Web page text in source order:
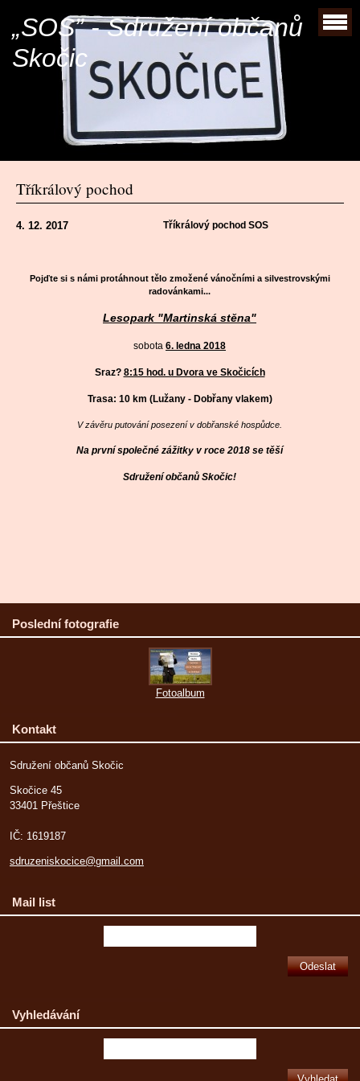
„SOS” - Sdružení občanů
Skočic
Tříkrálový pochod
4. 12. 2017 Tříkrálový pochod SOS
Pojďte si s námi protáhnout tělo zmožené vánočními a silvestrovskými
radovánkami...
Lesopark "Martinská stěna"
sobota 6. ledna 2018
Sraz? 8:15 hod. u Dvora ve Skočicích
Trasa: 10 km (Lužany - Dobřany vlakem)
V závěru putování posezení v dobřanské hospůdce.
Na první společné zážitky v roce 2018 se těší
Sdružení občanů Skočic!
Poslední fotografie
Fotoalbum
Kontakt
Sdružení občanů Skočic
Skočice 45
33401 Přeštice
IČ: 1619187
sdruzeniskocice@gmail.com
Mail list
Vyhledávání